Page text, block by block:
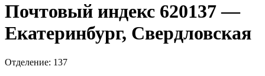
Почтовый индекс 620137 —
Екатеринбург, Свердловская
Отделение: 137